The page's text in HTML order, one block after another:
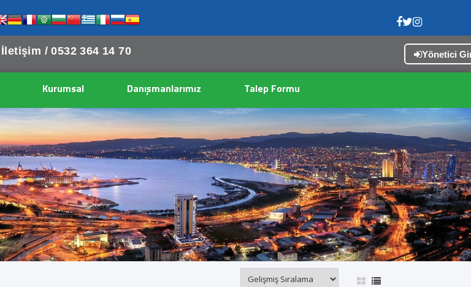
İletişim /0532 364 14 70 Yönetici
Kurumsal Danışmanlarımız Talep Formu